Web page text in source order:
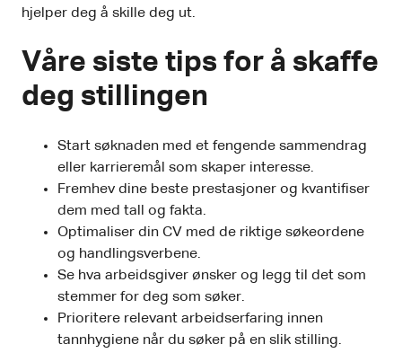
hjelper deg å skille deg ut.
Våre siste tips for å skaffe
deg stillingen
Start søknaden med et fengende sammendrag
eller karrieremål som skaper interesse.
Fremhev dine beste prestasjoner og kvantifiser
dem med tall og fakta.
Optimaliser din CV med de riktige søkeordene
og handlingsverbene.
Se hva arbeidsgiver ønsker og legg til det som
stemmer for deg som søker.
Prioritere relevant arbeidserfaring innen
tannhygiene når du søker på en slik stilling.